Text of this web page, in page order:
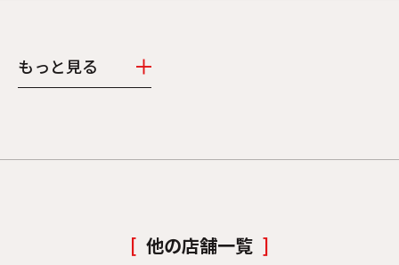
もっと見る
他の店舗一覧